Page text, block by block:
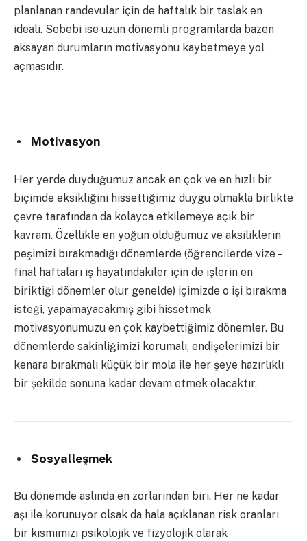
planlanan randevular için de haftalık bir taslak en
ideali. Sebebi ise uzun dönemli programlarda bazen
aksayan durumların motivasyonu kaybetmeye yol
açmasıdır.
Motivasyon
Her yerde duyduğumuz ancak en çok ve en hızlı bir
biçimde eksikliğini hissettiğimiz duygu olmakla birlikte
çevre tarafından da kolayca etkilemeye açık bir
kavram. Özellikle en yoğun olduğumuz ve aksiliklerin
peşimizi bırakmadığı dönemlerde (öğrencilerde vize –
final haftaları iş hayatındakiler için de işlerin en
biriktiği dönemler olur genelde) içimizde o işi bırakma
isteği, yapamayacakmış gibi hissetmek
motivasyonumuzu en çok kaybettiğimiz dönemler. Bu
dönemlerde sakinliğimizi korumalı, endişelerimizi bir
kenara bırakmalı küçük bir mola ile her şeye hazırlıklı
bir şekilde sonuna kadar devam etmek olacaktır.
Sosyalleşmek
Bu dönemde aslında en zorlarından biri. Her ne kadar
aşı ile korunuyor olsak da hala açıklanan risk oranları
bir kısmımızı psikolojik ve fizyolojik olarak